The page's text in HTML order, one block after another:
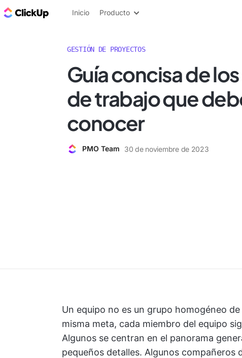
ClickUp Blog
Inicio Producto
GESTIÓN DE PROYECTOS
Guía concisa de
de trabajo que
conocer
PMO Team 30 de noviembre de 2023
Un equipo no es un grupo homogéneo
misma meta, cada miembro del equipo
Algunos se centran en el panorama
pequeños detalles. Algunos